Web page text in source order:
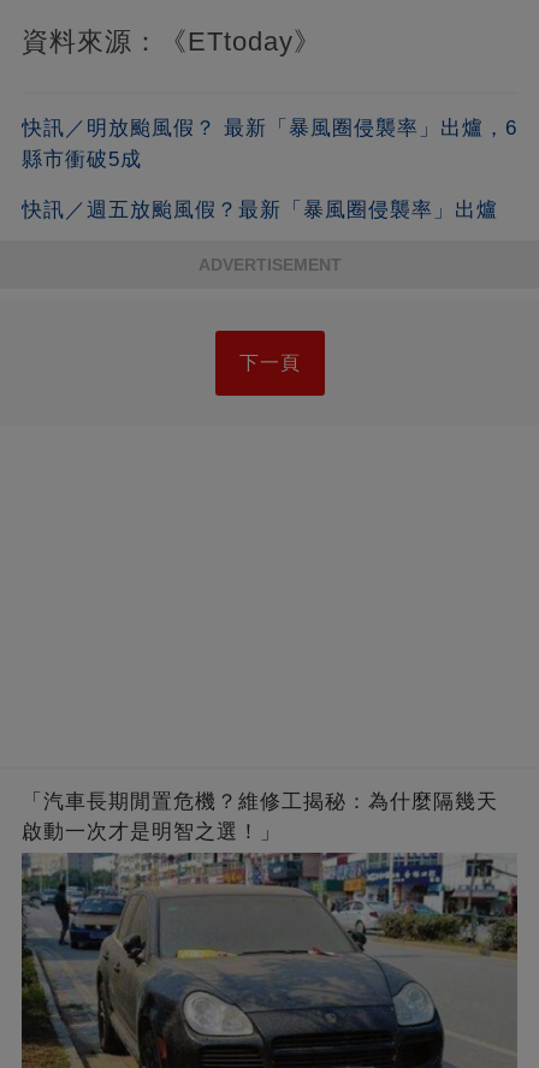
資料來源：《ETtoday》
快訊／明放颱風假？ 最新「暴風圈侵襲率」出爐，6
縣市衝破5成
快訊／週五放颱風假？最新「暴風圈侵襲率」出爐
ADVERTISEMENT
下一頁
「汽車長期閒置危機？維修工揭秘：為什麼隔幾天
啟動一次才是明智之選！」